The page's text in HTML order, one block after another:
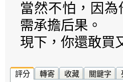
當然不怕，因
需承擔后果。
現下，你還敢買
評分 轉寄 收藏 關鍵字